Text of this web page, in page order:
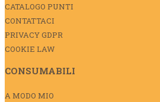
CATALOGO PUNTI
CONTATTACI
PRIVACY GDPR
COOKIE LAW
CONSUMABILI
A MODO MIO